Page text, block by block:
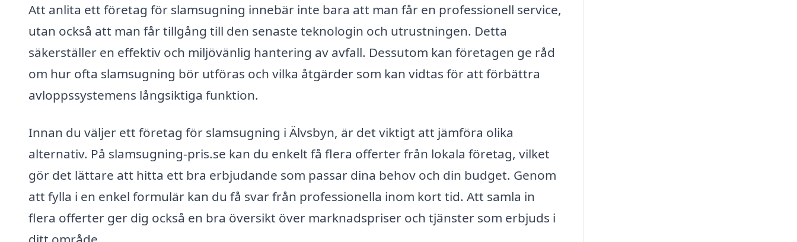
Att anlita ett företag för slamsugning innebär inte bara att man får en professionell service,
utan också att man får tillgång till den senaste teknologin och utrustningen. Detta
säkerställer en effektiv och miljövänlig hantering av avfall. Dessutom kan företagen ge råd
om hur ofta slamsugning bör utföras och vilka åtgärder som kan vidtas för att förbättra
avloppssystemens långsiktiga funktion.
Innan du väljer ett företag för slamsugning i Älvsbyn, är det viktigt att jämföra olika
alternativ. På slamsugning-pris.se kan du enkelt få flera offerter från lokala företag, vilket
gör det lättare att hitta ett bra erbjudande som passar dina behov och din budget. Genom
att fylla i en enkel formulär kan du få svar från professionella inom kort tid. Att samla in
flera offerter ger dig också en bra översikt över marknadspriser och tjänster som erbjuds i